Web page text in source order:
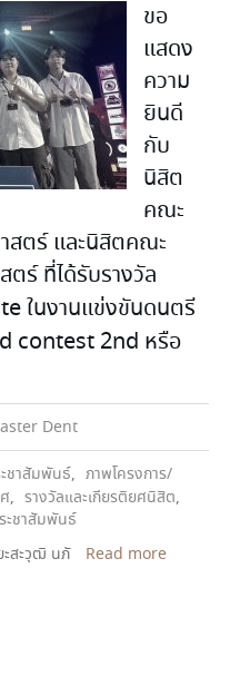
ขอ
แสดง
ความ
ยินดี
กับ
นิสิต
คณะ
ตร์ และนิสิตคณะ
ตร์ ที่ได้รับรางวัล
ในงานแข่งขันดนตรี
contest 2nd หรือ
Dent
ชาสัมพันธ์, ภาพโครงการ/
, รางวัลและเกียรติยศนิสิต,
ะชาสัมพันธ์
สะวุฒิ นภั
Read more